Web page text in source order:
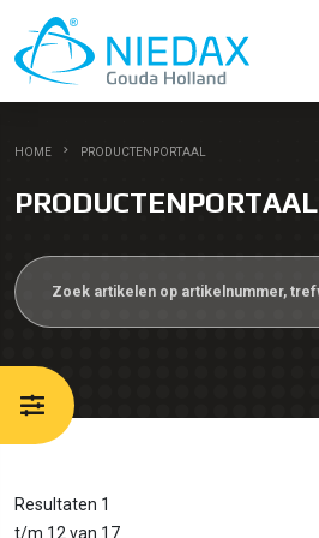
HOME PRODUCTENPORTAAL
PRODUCTENPORTAAL
Resultaten 1
t/m 12 van 17